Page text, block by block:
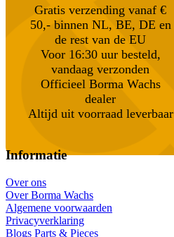
Gratis verzending vanaf €
50,- binnen NL, BE, DE en
de rest van de EU
Voor 16:30 uur besteld,
vandaag verzonden
Officieel Borma Wachs
dealer
Altijd uit voorraad leverbaar
Informatie
Over ons
Over Borma Wachs
Algemene voorwaarden
Privacyverklaring
Blogs Parts & Pieces